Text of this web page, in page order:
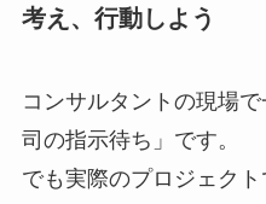
考え、行動しよう
コンサルタントの現場
司の指示待ち」です。
でも実際のプロジェク